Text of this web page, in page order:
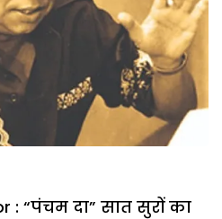
: “पंचम दा” सात सुरों का